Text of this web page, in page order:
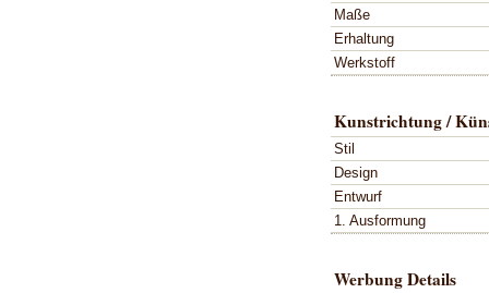
Maße
Erhaltung
Werkstoff
Kunstrichtung /
Stil
Design
Entwurf
1. Ausformung
Werbung Details